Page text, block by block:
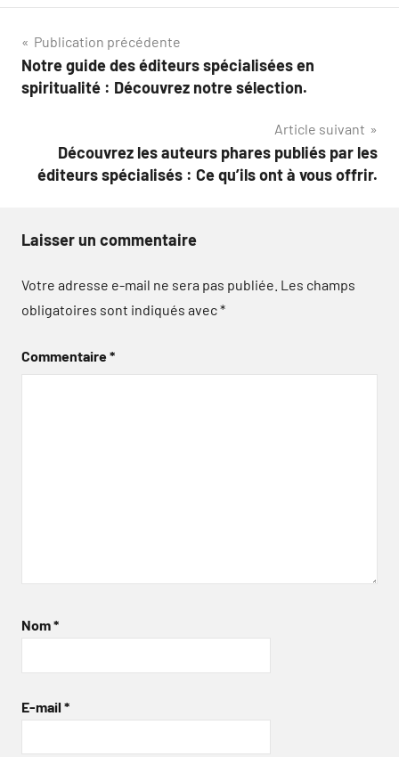
Navigation
de
Publication précédente
Notre guide des éditeurs spécialisées en
spiritualité : Découvrez notre sélection.
Article suivant
Découvrez les auteurs phares publiés par les
éditeurs spécialisés : Ce qu’ils ont à vous offrir.
Laisser un commentaire
Votre adresse e-mail ne sera pas publiée. Les champs
obligatoires sont indiqués avec*
Commentaire*
Nom*
E-mail *